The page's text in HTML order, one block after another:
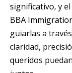
significativo, y
BBA
guiarlas a
claridad,
queridos